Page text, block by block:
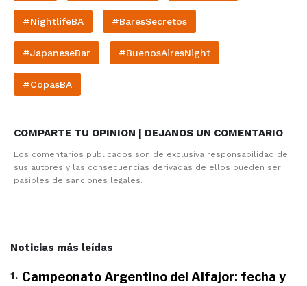
#NightlifeBA #BaresSecretos
#JapaneseBar #BuenosAiresNight
#CopasBA
COMPARTE TU OPINION | DEJANOS UN COMENTARIO
Los comentarios publicados son de exclusiva responsabilidad de
sus autores y las consecuencias derivadas de ellos pueden ser
pasibles de sanciones legales.
Noticias más leídas
1. Campeonato Argentino del Alfajor: fecha y